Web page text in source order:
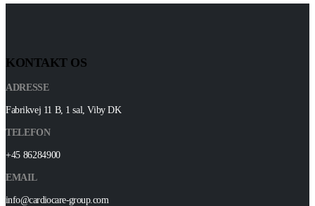
KONTAKT OS
ADRESSE
Fabrikvej 11 B, 1 sal, Viby DK
TELEFON
+45 86284900
EMAIL
info@cardiocare-group.com